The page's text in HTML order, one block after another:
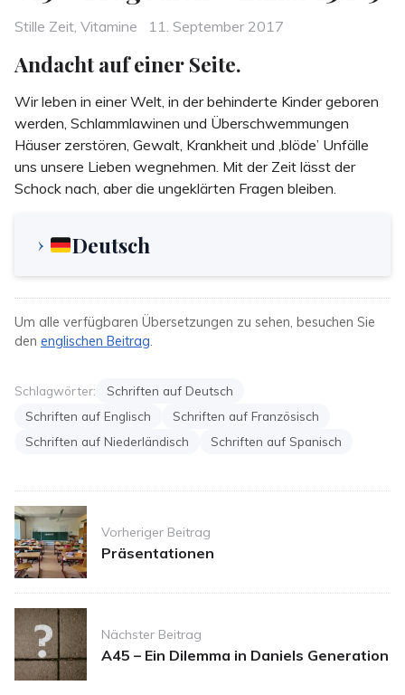
Categories
Stille Zeit, Vitamine
Posted
11. September 2017
Andacht auf einer Seite.
Wir leben in einer Welt, in der behinderte Kinder geboren
werden, Schlammlawinen und Überschwemmungen
Häuser zerstören, Gewalt, Krankheit und ‚blöde’ Unfälle
uns unsere Lieben wegnehmen. Mit der Zeit lässt der
Schock nach, aber die ungeklärten Fragen bleiben.
Deutsch
Um alle verfügbaren Übersetzungen zu sehen, besuchen Sie
den englischen Beitrag.
Schlagwörter:
Schriften auf Deutsch
Schriften auf Englisch
Schriften auf Französisch
Schriften auf Niederländisch
Schriften auf Spanisch
Post
navigationVorheriger Beitrag
Präsentationen
Nächster Beitrag
A45 – Ein Dilemma in Daniels Generation